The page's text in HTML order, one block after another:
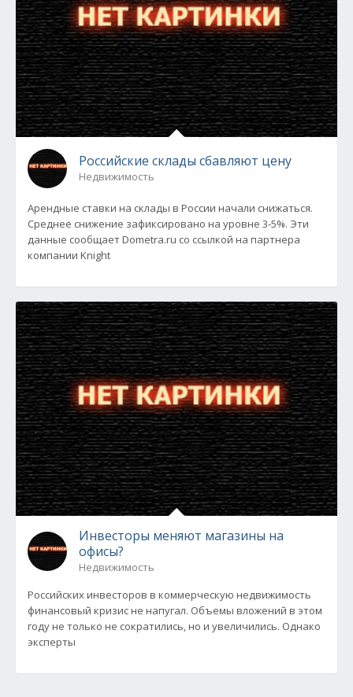
Российские склады сбавляют цену
Недвижимость
Арендные ставки на склады в России начали снижаться.
Среднее снижение зафиксировано на уровне 3-5%. Эти
данные сообщает Dometra.ru со ссылкой на партнера
компании Knight
Инвесторы меняют магазины на
офисы?
Недвижимость
Российских инвесторов в коммерческую недвижимость
финансовый кризис не напугал. Объемы вложений в этом
году не только не сократились, но и увеличились. Однако
эксперты